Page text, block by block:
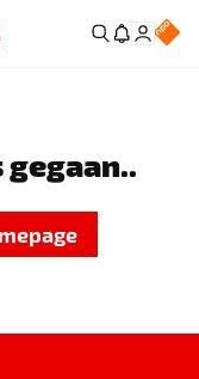
gegaan..